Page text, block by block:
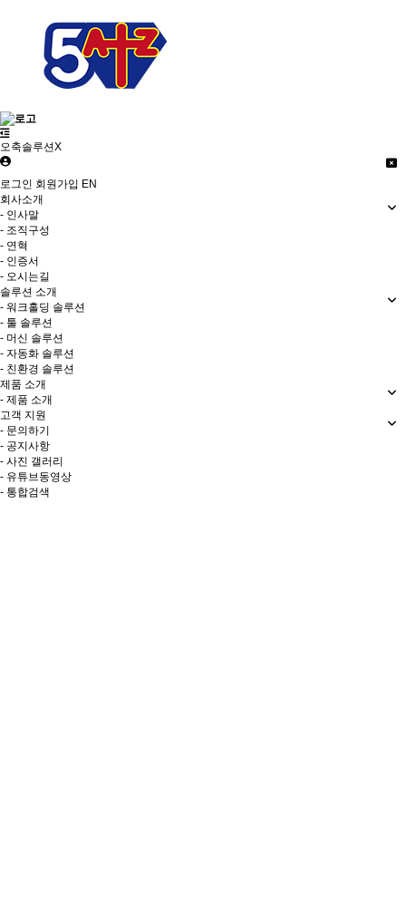
오축솔루션X
로그인 회원가입 EN
회사소개
- 인사말
- 조직구성
- 연혁
- 인증서
- 오시는길
솔루션 소개
- 워크홀딩 솔루션
- 툴 솔루션
- 머신 솔루션
- 자동화 솔루션
- 친환경 솔루션
제품 소개
- 제품 소개
고객 지원
- 문의하기
- 공지사항
- 사진 갤러리
- 유튜브동영상
- 통합검색